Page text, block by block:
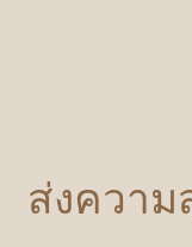
ส่งความ